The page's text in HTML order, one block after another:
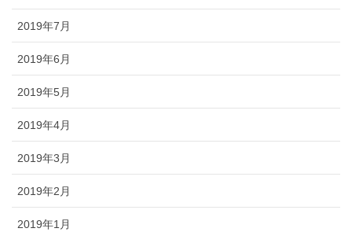
2019年7月
2019年6月
2019年5月
2019年4月
2019年3月
2019年2月
2019年1月